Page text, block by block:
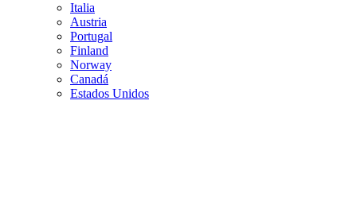
Italia
Austria
Portugal
Finland
Norway
Canadá
Estados Unidos